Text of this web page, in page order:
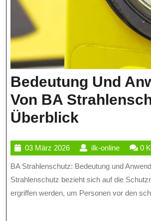
Bedeutung Und
Von BA
Überblick
Von
BA
03 März 202603
März
2026
ilk-onlineilk-
online
0
BA Strahlenschutz: Bedeutung und Anwendung BA
Strahlenschutz bezieht sich auf die
ergriffen werden, um Personen vor den